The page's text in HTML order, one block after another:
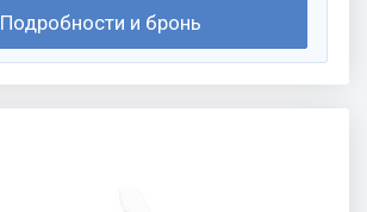
Подробности и бронь